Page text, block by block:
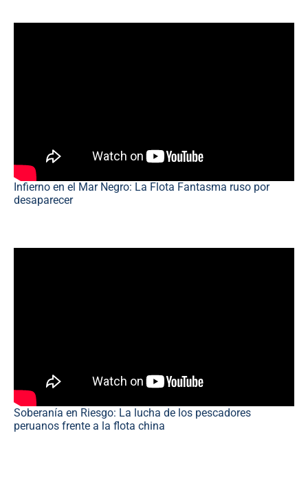
Infierno en el Mar Negro: La Flota Fantasma ruso por
desaparecer
Soberanía en Riesgo: La lucha de los pescadores
peruanos frente a la flota china